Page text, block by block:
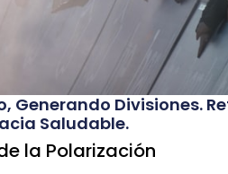
Generando Divisiones.
Saludable.
la Polarización